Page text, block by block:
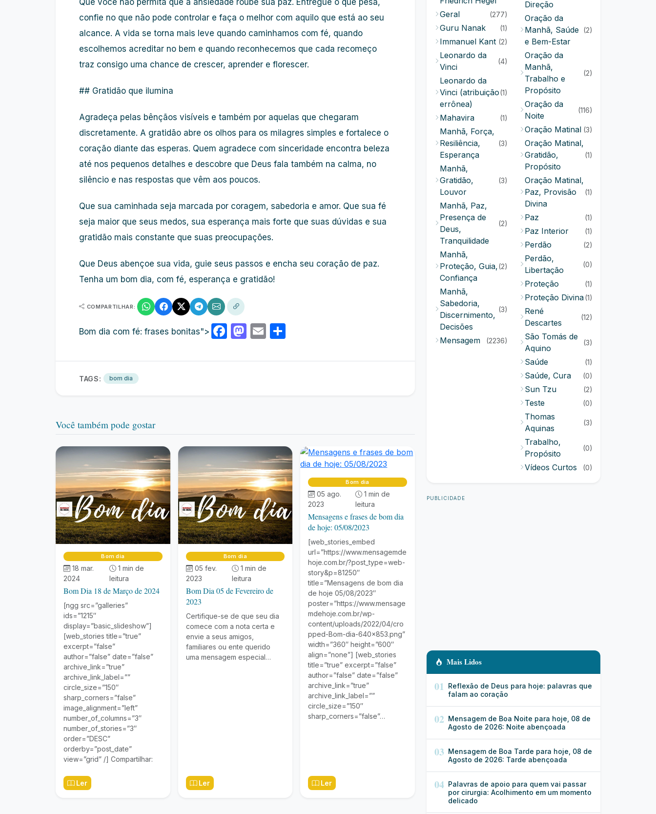
Que você não permita que a ansiedade roube sua paz. Entregue o que pesa,
confie no que não pode controlar e faça o melhor com aquilo que está ao seu
alcance. A vida se torna mais leve quando caminhamos com fé, quando
escolhemos acreditar no bem e quando reconhecemos que cada recomeço
traz consigo uma chance de crescer, aprender e florescer.
## Gratidão que ilumina
Agradeça pelas bênçãos visíveis e também por aquelas que chegaram
discretamente. A gratidão abre os olhos para os milagres simples e fortalece o
coração diante das esperas. Quem agradece com sinceridade encontra beleza
até nos pequenos detalhes e descobre que Deus fala também na calma, no
silêncio e nas respostas que vêm aos poucos.
Que sua caminhada seja marcada por coragem, sabedoria e amor. Que sua fé
seja maior que seus medos, sua esperança mais forte que suas dúvidas e sua
gratidão mais constante que suas preocupações.
Que Deus abençoe sua vida, guie seus passos e encha seu coração de paz.
Tenha um bom dia, com fé, esperança e gratidão!
COMPARTILHAR:
Bom dia com fé: frases bonitas"> Facebook
Mastodon
Email
TAGS: bom dia
Você também pode gostar
Bom dia
18 mar.
2024
1 min de
leitura
Bom Dia 18 de Março de 2024
[ngg src=”galleries”
ids=”1215″
display=”basic_slideshow”]
[web_stories title=”true”
excerpt=”false”
author=”false” date=”false”
archive_link=”true”
archive_link_label=””
circle_size=”150″
sharp_corners=”false”
image_alignment=”left”
number_of_columns=”3″
number_of_stories=”3″
order=”DESC”
orderby=”post_date”
view=”grid” /] Compartilhar:
Ler
Bom dia
05 fev.
2023
1 min de
leitura
Bom Dia 05 de Fevereiro de
2023
Certifique-se de que seu dia
comece com a nota certa e
envie a seus amigos,
familiares ou ente querido
uma mensagem especial…
Ler
Bom dia
05 ago.
2023
1 min de
leitura
Mensagens e frases de bom dia
de hoje: 05/08/2023
[web_stories_embed
url=”https://www.mensagemde
hoje.com.br/?post_type=web-
story&p=81250″
title=”Mensagens de bom dia
de hoje 05/08/2023″
poster=”https://www.mensage
mdehoje.com.br/wp-
content/uploads/2022/04/cro
pped-Bom-dia-640×853.png”
width=”360″ height=”600″
align=”none”] [web_stories
title=”true” excerpt=”false”
author=”false” date=”false”
archive_link=”true”
archive_link_label=””
circle_size=”150″
sharp_corners=”false”…
Ler
Geral (277)
Guru Nanak (1)
Immanuel Kant (2)
Leonardo da
Vinci
(4)
Leonardo da
Vinci (atribuição
errônea)
(1)
Mahavira (1)
Manhã, Força,
Resiliência,
Esperança
(3)
Manhã,
Gratidão,
Louvor
(3)
Manhã, Paz,
Presença de
Deus,
Tranquilidade
(2)
Manhã,
Proteção, Guia,
Confiança
(2)
Manhã,
Sabedoria,
Discernimento,
Decisões
(3)
Mensagem (2236)
Direção
Oração da
Manhã, Saúde
e Bem-Estar
(2)
Oração da
Manhã,
Trabalho e
Propósito
(2)
Oração da
Noite
(116)
Oração Matinal (3)
Oração Matinal,
Gratidão,
Propósito
(1)
Oração Matinal,
Paz, Provisão
Divina
(1)
Paz (1)
Paz Interior (1)
Perdão (2)
Perdão,
Libertação
(0)
Proteção (1)
Proteção Divina(1)
René
Descartes
(12)
São Tomás de
Aquino
(3)
Saúde (1)
Saúde, Cura (0)
Sun Tzu (2)
Teste (0)
Thomas
Aquinas
(3)
Trabalho,
Propósito
(0)
Vídeos Curtos (0)
PUBLICIDADE
Mais Lidos
01 Reflexão de Deus para hoje: palavras que
falam ao coração
02 Mensagem de Boa Noite para hoje, 08 de
Agosto de 2026: Noite abençoada
03 Mensagem de Boa Tarde para hoje, 08 de
Agosto de 2026: Tarde abençoada
04 Palavras de apoio para quem vai passar
por cirurgia: Acolhimento em um momento
delicado